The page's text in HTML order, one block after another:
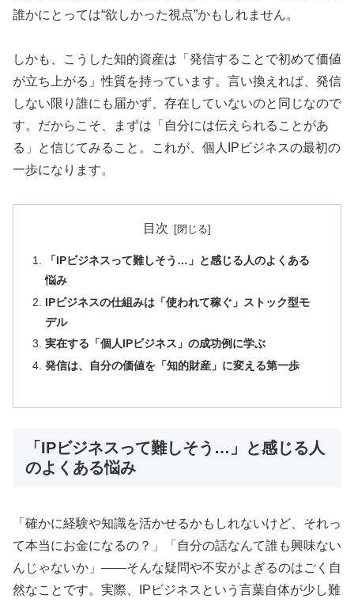
誰かにとっては“欲しかった視点”かもしれません。
しかも、こうした知的資産は「発信することで初めて価値
が立ち上がる」性質を持っています。言い換えれば、発信
しない限り誰にも届かず、存在していないのと同じなので
す。だからこそ、まずは「自分には伝えられることがあ
る」と信じてみること。これが、個人IPビジネスの最初の
一歩になります。
目次
「IPビジネスって難しそう…」と感じる人のよくある
悩み
IPビジネスの仕組みは「使われて稼ぐ」ストック型モ
デル
実在する「個人IPビジネス」の成功例に学ぶ
発信は、自分の価値を「知的財産」に変える第一歩
「IPビジネスって難しそう…」と感じる人
のよくある悩み
「確かに経験や知識を活かせるかもしれないけど、それっ
て本当にお金になるの？」「自分の話なんて誰も興味ない
んじゃないか」——そんな疑問や不安がよぎるのはごく自
然なことです。実際、IPビジネスという言葉自体が少し難